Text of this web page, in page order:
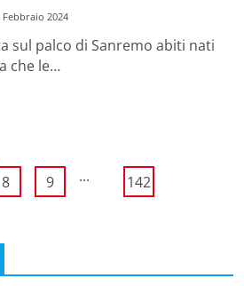
Febbraio 2024
sul palco di Sanremo abiti nati
che le…
8 9 ... 142